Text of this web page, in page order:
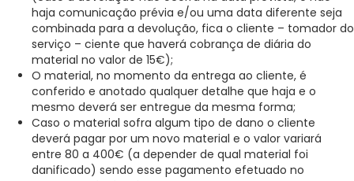
haja comunicação prévia e/ou uma data diferente seja
combinada para a devolução, fica o cliente – tomador do
serviço – ciente que haverá cobrança de diária do
material no valor de 15€);
O material, no momento da entrega ao cliente, é
conferido e anotado qualquer detalhe que haja e o
mesmo deverá ser entregue da mesma forma;
Caso o material sofra algum tipo de dano o cliente
deverá pagar por um novo material e o valor variará
entre 80 a 400€ (a depender de qual material foi
danificado) sendo esse pagamento efetuado no